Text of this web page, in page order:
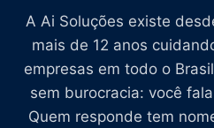
A Ai Soluções existe
mais de 12 anos
empresas em todo o
sem burocracia: você
Quem responde tem